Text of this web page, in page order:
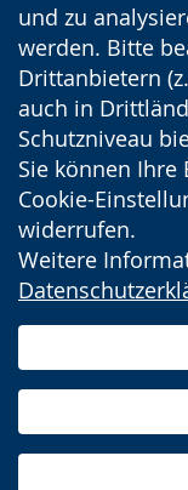
und zu
werden. Bitte
Drittanbietern
auch in
Schutzniveau
Sie können
Cookie-
widerrufen.
Weitere